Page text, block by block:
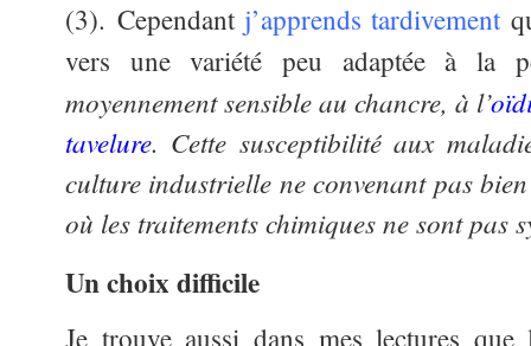
(3). Cependant j’apprends tardivement
vers une variété peu adaptée à la
moyennement sensible au chancre, à l’
tavelure. Cette susceptibilité aux
culture industrielle ne convenant pas
où les traitements chimiques ne sont pas
Un choix difficile
Je trouve aussi dans mes lectures